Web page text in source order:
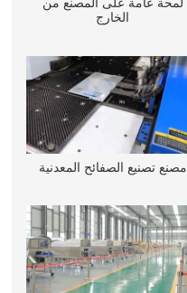
لمحة عامة على المصنع من
الخارج
مصنع تصنيع الصفائح المعدنية